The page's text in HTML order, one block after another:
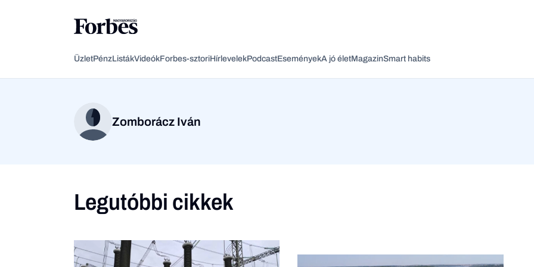
ÜzletPénzListákVideókForbes-sztoriHírlevelekPodcastEseményekA jó életMagazinSmart habits
Zomborácz Iván
Legutóbbi cikkek